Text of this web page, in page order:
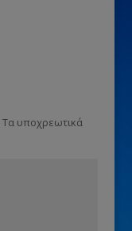
Τα υποχρεωτικά